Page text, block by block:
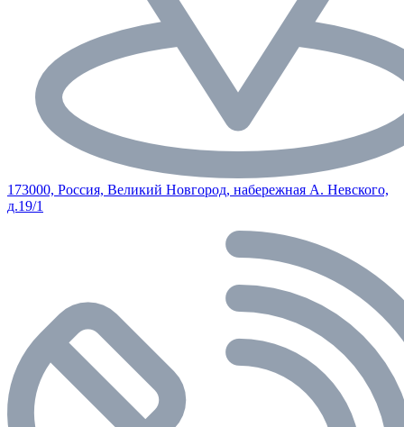
173000, Россия, Великий Новгород, набережная А. Невского,
д.19/1